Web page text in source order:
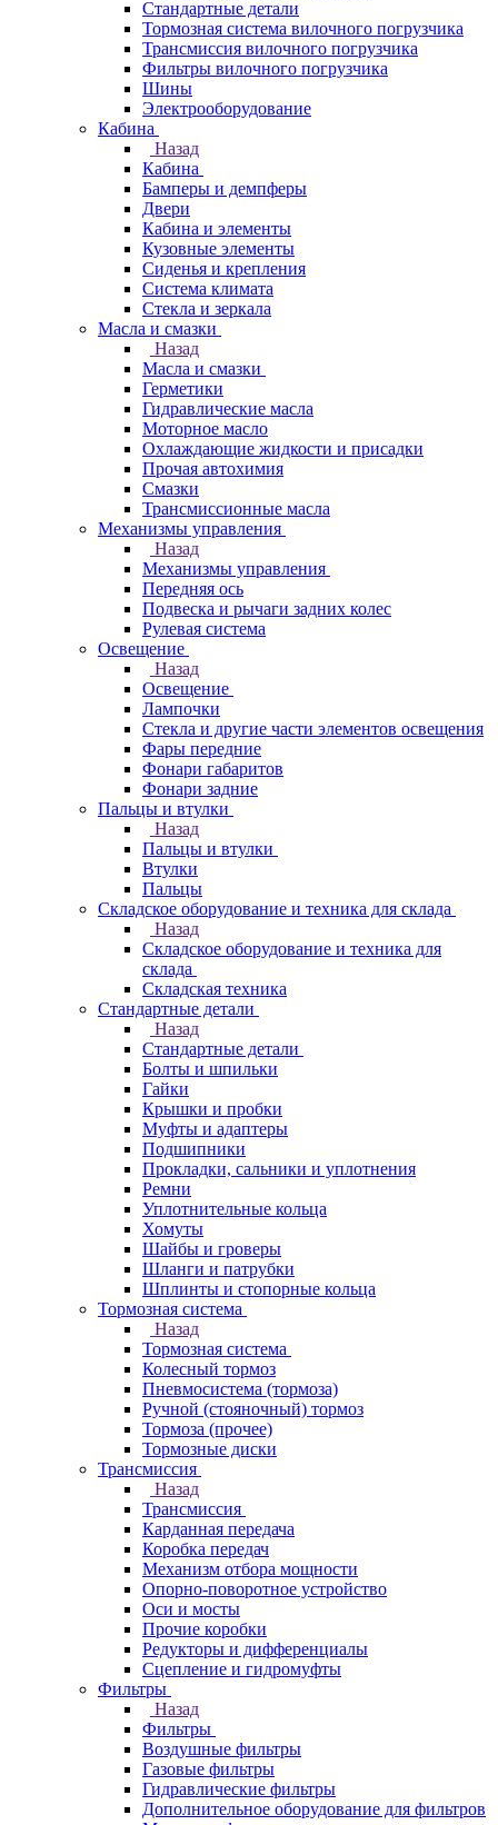
Стандартные детали
Тормозная система вилочного погрузчика
Трансмиссия вилочного погрузчика
Фильтры вилочного погрузчика
Шины
Электрооборудование
Кабина
Назад
Кабина
Бамперы и демпферы
Двери
Кабина и элементы
Кузовные элементы
Сиденья и крепления
Система климата
Стекла и зеркала
Масла и смазки
Назад
Масла и смазки
Герметики
Гидравлические масла
Моторное масло
Охлаждающие жидкости и присадки
Прочая автохимия
Смазки
Трансмиссионные масла
Механизмы управления
Назад
Механизмы управления
Передняя ось
Подвеска и рычаги задних колес
Рулевая система
Освещение
Назад
Освещение
Лампочки
Стекла и другие части элементов освещения
Фары передние
Фонари габаритов
Фонари задние
Пальцы и втулки
Назад
Пальцы и втулки
Втулки
Пальцы
Складское оборудование и техника для склада
Назад
Складское оборудование и техника для
склада
Складская техника
Стандартные детали
Назад
Стандартные детали
Болты и шпильки
Гайки
Крышки и пробки
Муфты и адаптеры
Подшипники
Прокладки, сальники и уплотнения
Ремни
Уплотнительные кольца
Хомуты
Шайбы и гроверы
Шланги и патрубки
Шплинты и стопорные кольца
Тормозная система
Назад
Тормозная система
Колесный тормоз
Пневмосиcтема (тормоза)
Ручной (стояночный) тормоз
Тормоза (прочее)
Тормозные диски
Трансмиссия
Назад
Трансмиссия
Карданная передача
Коробка передач
Механизм отбора мощности
Опорно-поворотное устройство
Оси и мосты
Прочие коробки
Редукторы и дифференциалы
Сцепление и гидромуфты
Фильтры
Назад
Фильтры
Воздушные фильтры
Газовые фильтры
Гидравлические фильтры
Дополнительное оборудование для фильтров